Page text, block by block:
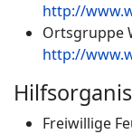
http://
Ortsgruppe
http://
Freiwillige